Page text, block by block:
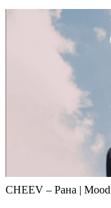
CHEEV – Рана |